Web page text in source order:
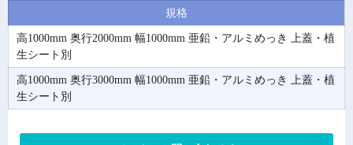
規格
高1000mm 奥行2000mm 幅1000mm 亜鉛・アルミめっき 上蓋・植
生シート別
高1000mm 奥行3000mm 幅1000mm 亜鉛・アルミめっき 上蓋・植
生シート別